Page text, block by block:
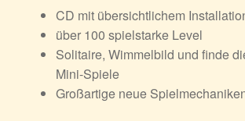
CD mit übersichtlichem
über 100 spielstarke Level
Solitaire, Wimmelbild und finde
Mini-Spiele
Großartige neue